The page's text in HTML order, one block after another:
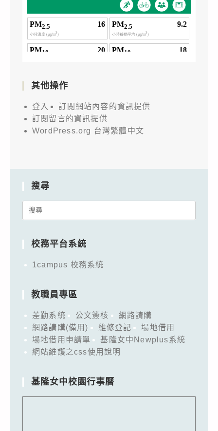
其他操作
登入
訂閱網站內容的資訊提供
訂閱留言的資訊提供
WordPress.org 台灣繁體中文
搜尋
Search
校務平台系統
1campus 校務系統
教職員專區
差勤系統 公文簽核
網路請購
網路請購(備用)
維修登記
場地借用
場地借用申請單
基隆女中Newplus系統
網站維護之css使用說明
基隆女中校園行事曆